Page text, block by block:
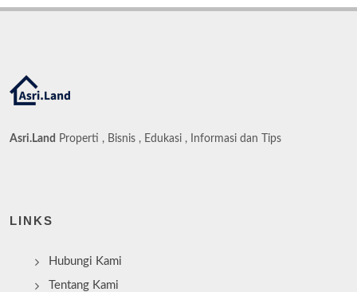
Asri.Land Properti , Bisnis , Edukasi , Informasi dan Tips
LINKS
Hubungi Kami
Tentang Kami